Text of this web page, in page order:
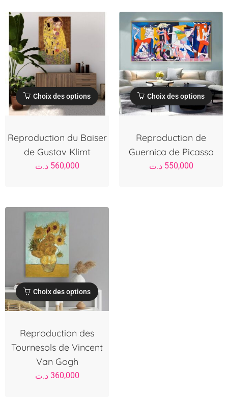
Choix des options
Reproduction du Baiser
de Gustav Klimt
560,000 د.ت
Choix des options
Reproduction de
Guernica de Picasso
550,000 د.ت
Choix des options
Reproduction des
Tournesols de Vincent
Van Gogh
360,000 د.ت